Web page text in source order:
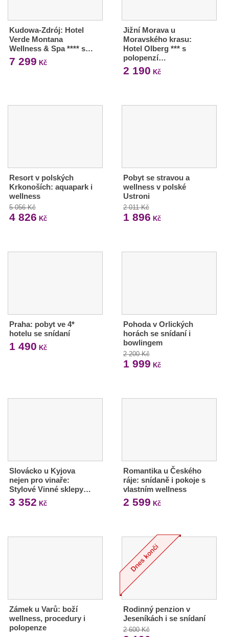
Kudowa-Zdrój: Hotel
Verde Montana
Wellness & Spa **** s…
7 299 Kč
Jižní Morava u
Moravského krasu:
Hotel Olberg *** s
polopenzí…
2 190 Kč
Resort v polských
Krkonoších: aquapark i
wellness
5 056 Kč
4 826 Kč
Pobyt se stravou a
wellness v polské
Ustroni
2 011 Kč
1 896 Kč
Praha: pobyt ve 4*
hotelu se snídaní
1 490 Kč
Pohoda v Orlických
horách se snídaní i
bowlingem
2 200 Kč
1 999 Kč
Slovácko u Kyjova
nejen pro vinaře:
Stylové Vinné sklepy…
3 352 Kč
Romantika u Českého
ráje: snídaně i pokoje s
vlastním wellness
2 599 Kč
Zámek u Varů: boží
wellness, procedury i
polopenze
Rodinný penzion v
Jeseníkách i se snídaní
2 600 Kč